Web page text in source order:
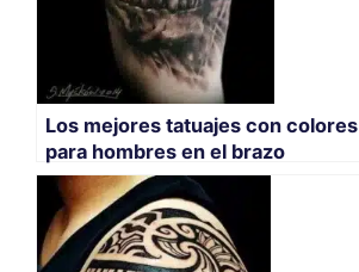
Los mejores tatuajes con colores
para hombres en el brazo